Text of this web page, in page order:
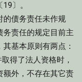
〕。
的债务责任未作规
务责任的规定目前主
基本原则有两点：
得了法人资格时，
额外，不存在其它责